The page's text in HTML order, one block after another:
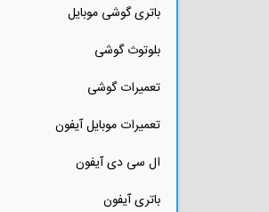
باتری گوشی موبایل
بلوتوث گوشی
تعمیرات گوشی
تعمیرات موبایل آیفون
ال سی دی آیفون
باتری آیفون